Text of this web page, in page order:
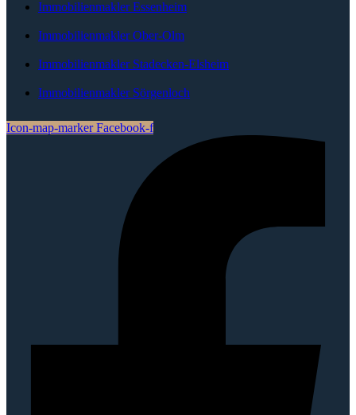
Immobilienmakler Essenheim
Immobilienmakler Ober-Olm
Immobilienmakler Stadecken-Elsheim
Immobilienmakler Sörgenloch
Icon-map-marker Facebook-f